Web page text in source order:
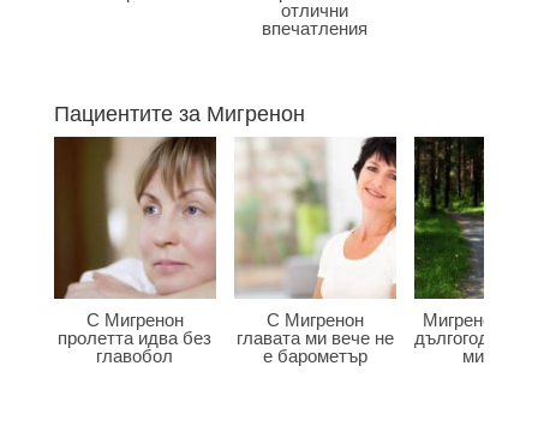
отлични
впечатления
Пациентите за Мигренон
С Мигренон
пролетта идва без
главобол
С Мигренон
главата ми вече не
е барометър
Мигренон
мигрена